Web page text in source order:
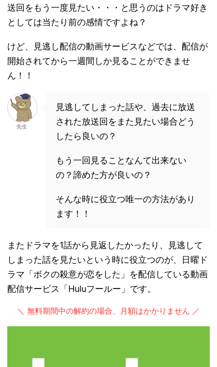
送回をもう一度見たい・・・と思うのはドラマ好き
としては当たり前の感情ですよね？
けど、見逃し配信の動画サービスなどでは、配信が
開始されてから一週間しか見ることができませ
ん！！
先生
見逃してしまった話や、過去に放送
された放送回をまた見たい場合どう
したら良いの？
もう一回見ることなんて出来ない
の？諦めた方が良いの？
そんな時に役立つ唯一の方法があり
ます！！
またドラマを1話から見返したかったり、見逃して
しまった話を見たいという時に役立つのが、日曜ド
ラマ「ボクの殺意が恋をした」を配信している動画
配信サービス「Huluフールー」です。
＼ 無料期間中の解約の場合、月額はかかりません ／